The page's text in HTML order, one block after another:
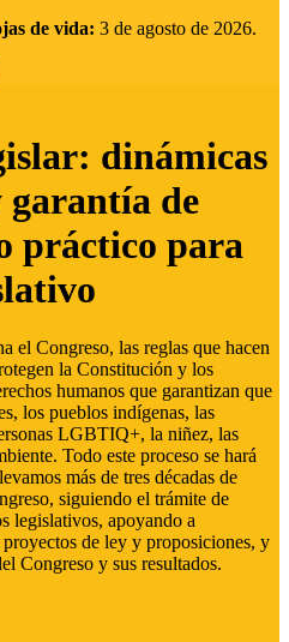
de vida: 3 de agosto de 2026.
dinámicas
garantía de
práctico para
el Congreso, las reglas que hacen
la Constitución y los
humanos que garantizan que
los pueblos indígenas, las
LGBTIQ+, la niñez, las
Todo este proceso se hará
más de tres décadas de
siguiendo el trámite de
legislativos, apoyando a
de ley y proposiciones, y
Congreso y sus resultados.